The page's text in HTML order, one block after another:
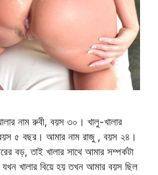
নাম রুবী, বয়স ৩০। খালু-খালার
৫ বছর। আমার নাম রাজু , বয়স ২৪।
বড়, তাই খালার সাথে আমার সম্পর্কটা
খালার বিয়ে হয় তখন আমার বয়স ছিল